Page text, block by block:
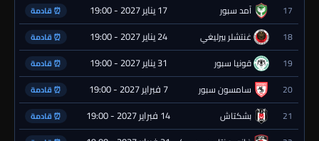
17 آمد سبور 17 يناير 2027 - 19:00 ⏰ قادمة
18 غنتشلر بيرليغي 24 يناير 2027 - 19:00 ⏰ قادمة
19 قونيا سبور 31 يناير 2027 - 19:00 ⏰ قادمة
20 سامسون سبور 7 فبراير 2027 - 19:00 ⏰ قادمة
21 بشكتاش 14 فبراير 2027 - 19:00 ⏰ قادمة